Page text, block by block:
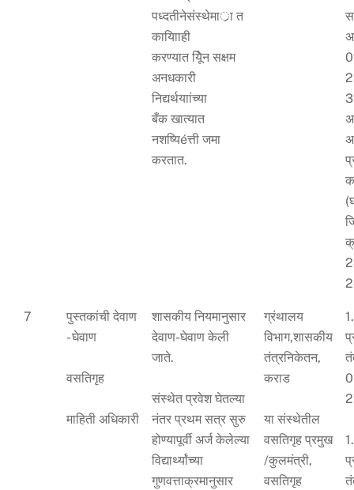
पध्दतीनेसंस्थेमार्ा त
कायािाही
करण्यात येिून सक्षम
अनधकारी
निद्यर्थयाांच्या
बँक खात्यात
नशष्यिéत्ती जमा
करतात.
7
पुस्तकांची देवाण
- घेवाण
वसतिगृह
माहिती अधिकारी
शासकीय नियमानुसार
देवाण-घेवाण केली
जाते.
संस्थेत प्रवेश घेतल्या
नंतर प्रथम सत्र सुरु
होण्यापूर्वी अर्ज केलेल्या
विद्यार्थ्यांच्या
गुणवत्ताक्रमानुसार
ग्रंथालय
विभाग,शासकीय
तंत्रनिकेतन,
कराड
या संस्थेतील
वसतिगृह प्रमुख
/कुलमंत्री,
वसतिगृह